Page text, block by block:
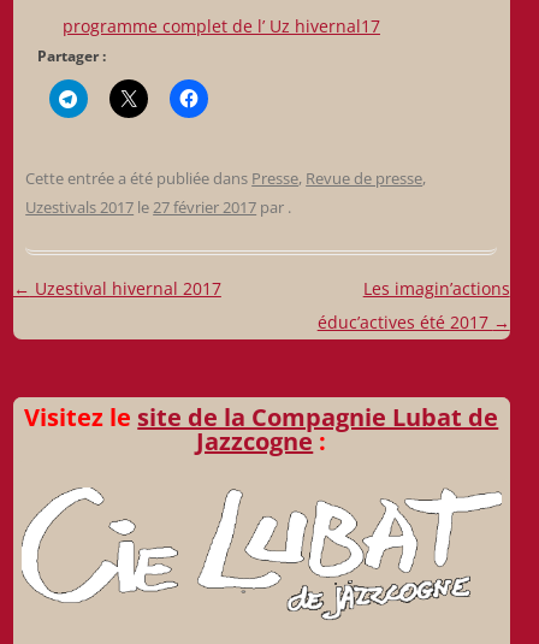
programme complet de l’ Uz hivernal17
Partager :
Cette entrée a été publiée dans Presse, Revue de presse,
Uzestivals 2017 le27 février 2017 par .
Navigation
← Uzestival hivernal 2017
Les imagin’actions
éduc’actives été 2017 →
Visitez le site de la Compagnie Lubat de
Jazzcogne :